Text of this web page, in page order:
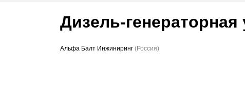
Дизель-
Альфа Балт Инжиниринг (Россия)